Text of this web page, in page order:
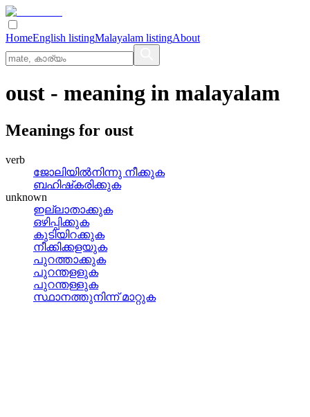
HomeEnglish listingMalayalam listingAbout
oust - meaning in malayalam
Meanings for oust
verb
ജോലിയില്‍നിന്നു നീക്കുക
ബഹിഷ്‌കരിക്കുക
unknown
ഇല്ലാതാക്കുക
ഒഴിപ്പിക്കുക
കുടിയിറക്കുക
നീക്കിക്കളയുക
പുറത്താക്കുക
പുറന്തളളുക
പുറന്തള്ളുക
സ്ഥാനത്തുനിന്ന് മാറ്റുക